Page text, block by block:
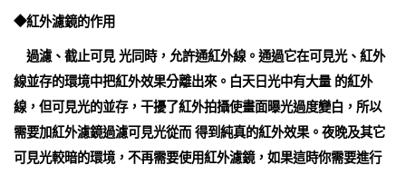
◆紅外濾鏡的作用
過濾、截止可見 光同時，允許通紅外線。通過它在可見光、紅外
線並存的環境中把紅外效果分離出來。白天日光中有大量 的紅外
線，但可見光的並存，干擾了紅外拍攝使畫面曝光過度變白，所以
需要加紅外濾鏡過濾可見光從而 得到純真的紅外效果。夜晚及其它
可見光較暗的環境，不再需要使用紅外濾鏡，如果這時你需要進行